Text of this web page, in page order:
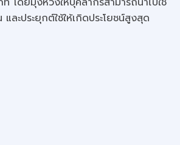
ละประยุกต์ใช้ให้เกิดประโยชน์สูงสุด